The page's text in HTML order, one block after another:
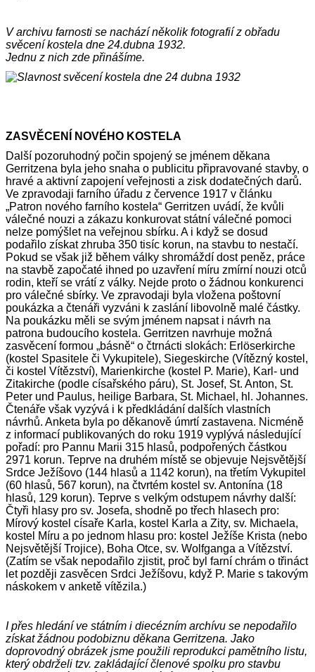
V archivu farnosti se nachází několik fotografií z obřadu
svěcení kostela dne 24.dubna 1932.
Jednu z nich zde přinášíme.
ZASVĚCENÍ NOVÉHO KOSTELA
Další pozoruhodný počin spojený se jménem děkana
Gerritzena byla jeho snaha o publicitu připravované stavby, o
hravé a aktivní zapojení veřejnosti a zisk dodatečných darů.
Ve zpravodaji farního úřadu z července 1917 v článku
„Patron nového farního kostela“ Gerritzen uvádí, že kvůli
válečné nouzi a zákazu konkurovat státní válečné pomoci
nelze pomýšlet na veřejnou sbírku. A i když se dosud
podařilo získat zhruba 350 tisíc korun, na stavbu to nestačí.
Pokud se však již během války shromáždí dost peněz, práce
na stavbě započaté ihned po uzavření míru zmírní nouzi otců
rodin, kteří se vrátí z války. Nejde proto o žádnou konkurenci
pro válečné sbírky. Ve zpravodaji byla vložena poštovní
poukázka a čtenáři vyzváni k zaslání libovolně malé částky.
Na poukázku měli se svým jménem napsat i návrh na
patrona budoucího kostela. Gerritzen navrhuje možná
zasvěcení formou „básně“ o čtrnácti slokách: Erlöserkirche
(kostel Spasitele či Vykupitele), Siegeskirche (Vítězný kostel,
či kostel Vítězství), Marienkirche (kostel P. Marie), Karl- und
Zitakirche (podle císařského páru), St. Josef, St. Anton, St.
Peter und Paulus, heilige Barbara, St. Michael, hl. Johannes.
Čtenáře však vyzývá i k předkládání dalších vlastních
návrhů. Anketa byla po děkanově úmrtí zastavena. Nicméně
z informací publikovaných do roku 1919 vyplývá následující
pořadí: pro Pannu Marii 315 hlasů, podpořených částkou
2971 korun. Teprve na druhém místě se objevuje Nejsvětější
Srdce Ježíšovo (144 hlasů a 1142 korun), na třetím Vykupitel
(60 hlasů, 567 korun), na čtvrtém kostel sv. Antonína (18
hlasů, 129 korun). Teprve s velkým odstupem návrhy další:
Čtyři hlasy pro sv. Josefa, shodně po třech hlasech pro:
Mírový kostel císaře Karla, kostel Karla a Zity, sv. Michaela,
kostel Míru a po jednom hlasu pro: kostel Ježíše Krista (nebo
Nejsvětější Trojice), Boha Otce, sv. Wolfganga a Vítězství.
(Zatím se však nepodařilo zjistit, proč byl farní chrám o třináct
let později zasvěcen Srdci Ježíšovu, když P. Marie s takovým
náskokem v anketě vítězila.)
I přes hledání ve státním i diecézním archívu se nepodařilo
získat žádnou podobiznu děkana Gerritzena. Jako
doprovodný obrázek jsme použili reprodukci pamětního listu,
který obdrželi tzv. zakládající členové spolku pro stavbu